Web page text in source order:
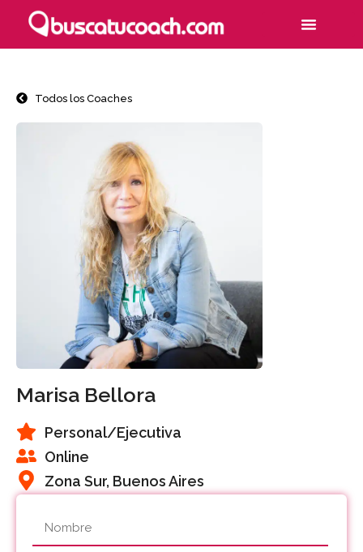
Todos los Coaches
Marisa Bellora
Personal/Ejecutiva
Online
Zona Sur, Buenos Aires